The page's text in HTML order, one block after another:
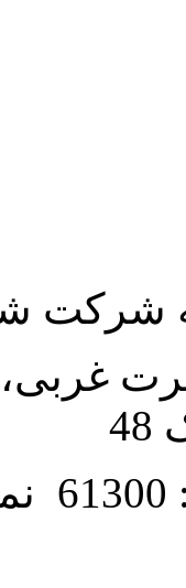
شرکت